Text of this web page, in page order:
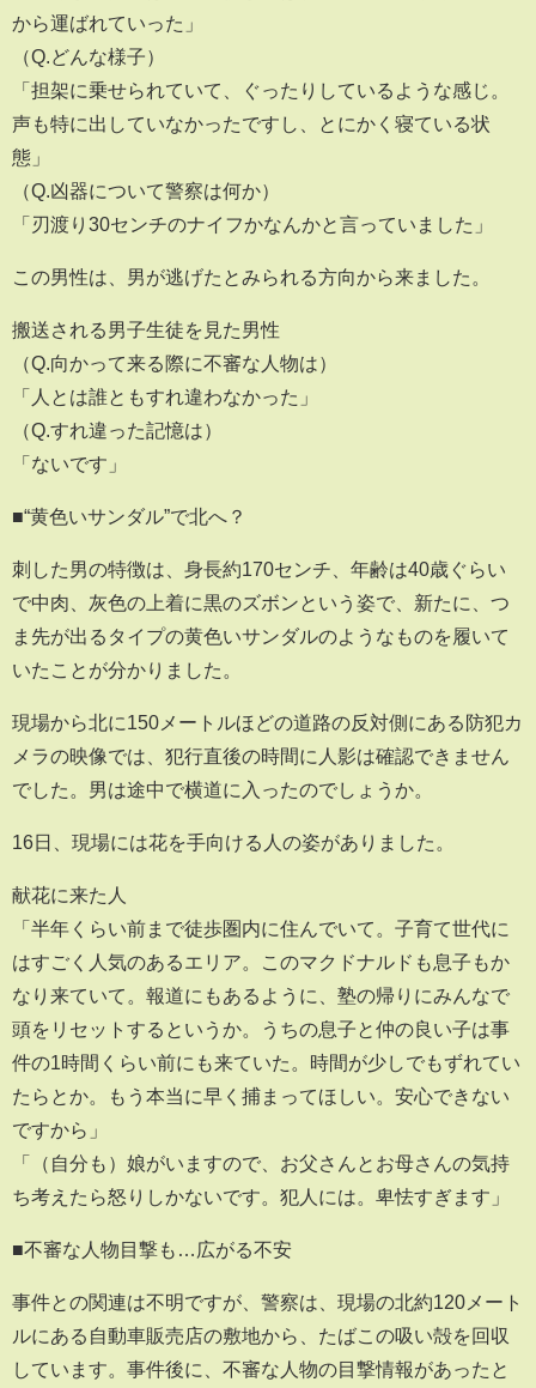
から運ばれていった」
（Q.どんな様子）
「担架に乗せられていて、ぐったりしているような感じ。
声も特に出していなかったですし、とにかく寝ている状
態」
（Q.凶器について警察は何か）
「刃渡り30センチのナイフかなんかと言っていました」
この男性は、男が逃げたとみられる方向から来ました。
搬送される男子生徒を見た男性
（Q.向かって来る際に不審な人物は）
「人とは誰ともすれ違わなかった」
（Q.すれ違った記憶は）
「ないです」
■“黄色いサンダル”で北へ？
刺した男の特徴は、身長約170センチ、年齢は40歳ぐらい
で中肉、灰色の上着に黒のズボンという姿で、新たに、つ
ま先が出るタイプの黄色いサンダルのようなものを履いて
いたことが分かりました。
現場から北に150メートルほどの道路の反対側にある防犯カ
メラの映像では、犯行直後の時間に人影は確認できません
でした。男は途中で横道に入ったのでしょうか。
16日、現場には花を手向ける人の姿がありました。
献花に来た人
「半年くらい前まで徒歩圏内に住んでいて。子育て世代に
はすごく人気のあるエリア。このマクドナルドも息子もか
なり来ていて。報道にもあるように、塾の帰りにみんなで
頭をリセットするというか。うちの息子と仲の良い子は事
件の1時間くらい前にも来ていた。時間が少しでもずれてい
たらとか。もう本当に早く捕まってほしい。安心できない
ですから」
「（自分も）娘がいますので、お父さんとお母さんの気持
ち考えたら怒りしかないです。犯人には。卑怯すぎます」
■不審な人物目撃も…広がる不安
事件との関連は不明ですが、警察は、現場の北約120メート
ルにある自動車販売店の敷地から、たばこの吸い殻を回収
しています。事件後に、不審な人物の目撃情報があったと